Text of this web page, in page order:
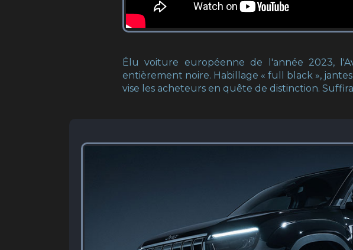
Élu voiture européenne de l'année 2023,
entièrement noire. Habillage « full black »,
vise les acheteurs en quête de distinction.